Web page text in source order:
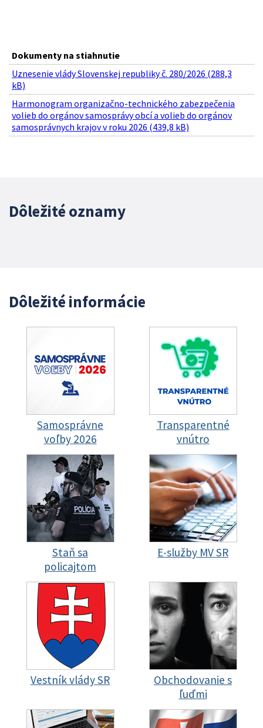
Dokumenty na stiahnutie
Uznesenie vlády Slovenskej republiky č. 280/2026 (288,3
kB)
Harmonogram organizačno-technického zabezpečenia
volieb do orgánov samosprávy obcí a volieb do orgánov
samosprávnych krajov v roku 2026 (439,8 kB)
Dôležité oznamy
Dôležité informácie
Samosprávne
voľby 2026
Transparentné
vnútro
Staň sa
policajtom
E-služby MV SR
Vestník vlády SR
Obchodovanie s
ľuďmi